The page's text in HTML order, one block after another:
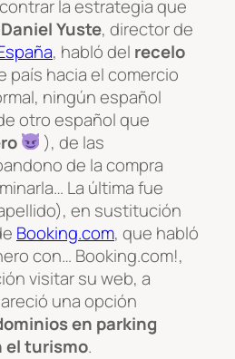
la estrategia que
Daniel Yuste, director de
, habló del recelo
país hacia el comercio
ningún español
otro español que
), de las
de la compra
La última fue
en sustitución
Booking.com, que habló
con… Booking.com!,
visitar su web, a
una opción
en parking
el turismo.